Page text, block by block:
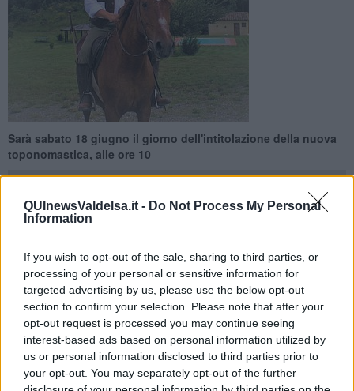
QUInewsValdelsa.it - Do Not Process My Personal
Information
If you wish to opt-out of the sale, sharing to third parties, or
processing of your personal or sensitive information for
targeted advertising by us, please use the below opt-out
section to confirm your selection. Please note that after your
opt-out request is processed you may continue seeing
interest-based ads based on personal information utilized by
us or personal information disclosed to third parties prior to
your opt-out. You may separately opt-out of the further
Sarà sabato 18 giugno il giorno dell'intitolazione della nuova
toponomastica, alle ore 10
CASOLE D'ELSA —La prematura scomparsa diEstevan Dei
scosso la comunità casolana, ma soprattutto i suoi amici di sempre,
che hanno fatto di tutto per ricordarlo.
Ed è così che anche la Giunta Comunale di Casole si è mossa:
infatti con laDelibera n.78 del 04/10/2021ha approvato l’
intitolazione della strada comunale che dal Colombaio porta al
ponte delle Sellate a Estevan Dei, (1951-2020), una delle
personalità più rilevanti del Comune di Casole d’Elsa del XX secolo,